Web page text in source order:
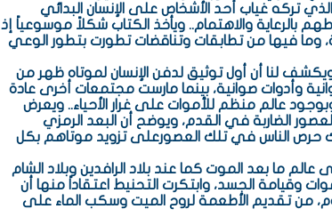
تركه غياب أحد الأشخاص على الإنسان البدائي
بالرعاية والاهتمام.. ويأخذ الكتاب شكلاً موسوعياً إذ
وما فيها من تطابقات وتناقضات تطورت بتطور الوعي
لنا أن أول توثيق لدفن الإنسان لموتاه ظهر من
صوانية، بينما مارست مجتمعات أخرى عادة
عالم منظم للأموات على غرار الأحياء.. ويعرض
الضاربة في القدم، ويوضح أن البعد الرمزي
لذلك حرص الناس في تلك العصورعلى تزويد موتاهم بكل
ما بعد الموت كما عند بلاد الرافدين وبلاد الشام
وقيامة الجسد، وابتكرت التحنيط اعتقاداً منها أن
من تقديم الأطعمة لروح الميت وسكب الماء على